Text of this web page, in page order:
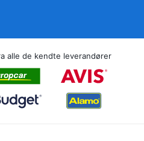
alle de kendte leverandører